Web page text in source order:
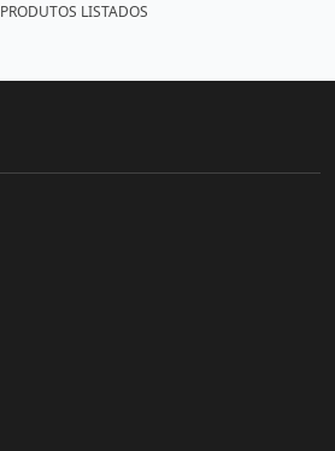
PRODUTOS LISTADOS